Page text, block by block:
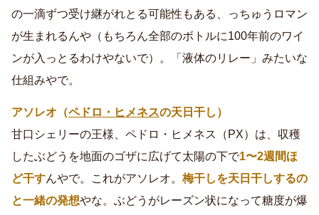
の一滴ずつ受け継がれとる可能性もある、っちゅうロマン
が生まれるんや（もちろん全部のボトルに100年前のワイ
ンが入っとるわけやないで）。「液体のリレー」みたいな
仕組みやで。
アソレオ（ペドロ・ヒメネスの天日干し）
甘口シェリーの王様、ペドロ・ヒメネス（PX）は、収穫
したぶどうを地面のゴザに広げて太陽の下で1〜2週間ほ
ど干すんやで。これがアソレオ。 梅干しを天日干しするの
と一緒の発想やな。ぶどうがレーズン状になって糖度が爆